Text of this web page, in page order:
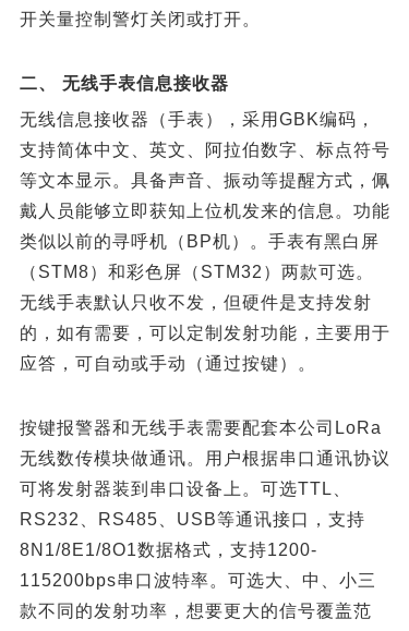
开关量控制警灯关闭或打开。
二、 无线手表信息接收器
无线信息接收器（手表），采用GBK编码，
支持简体中文、英文、阿拉伯数字、标点符号
等文本显示。具备声音、振动等提醒方式，佩
戴人员能够立即获知上位机发来的信息。功能
类似以前的寻呼机（BP机）。手表有黑白屏
（STM8） 和彩色屏（STM32）两款可选。
无线手表默认只收不发，但硬件是支持发射
的，如有需要，可以定制发射功能，主要用于
应答，可自动或手动（通过按键）。
按键报警器和无线手表需要配套本公司LoRa
无线数传模块做通讯。用户根据串口通讯协议
可将发射器装到串口设备上。可选TTL、
RS232、RS485、USB等通讯接口，支持
8N1/8E1/8O1数据格式，支持1200-
115200bps串口波特率。可选大、中、小三
款不同的发射功率，想要更大的信号覆盖范